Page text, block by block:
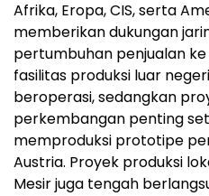
Afrika, Eropa, CIS, serta
memberikan dukungan
pertumbuhan penjualan
fasilitas produksi luar
beroperasi, sedangkan
perkembangan penting
memproduksi prototipe
Austria. Proyek produksi
Mesir juga tengah